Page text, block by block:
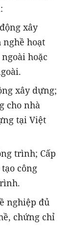
xây
hoạt
hoặc
xây dựng;
cho nhà
tại Việt
trình; Cấp
công
nghiệp đủ
chứng chỉ